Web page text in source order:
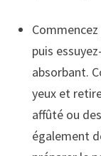
puis
absorbant.
yeux et
affûté ou
également